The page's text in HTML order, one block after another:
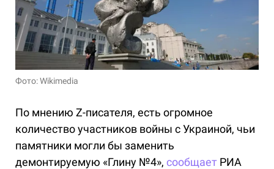
Фото: Wikimedia
По мнению Z-писателя, есть огромное
количество участников войны с Украиной, чьи
памятники могли бы заменить
демонтируемую «Глину №4», сообщает РИА